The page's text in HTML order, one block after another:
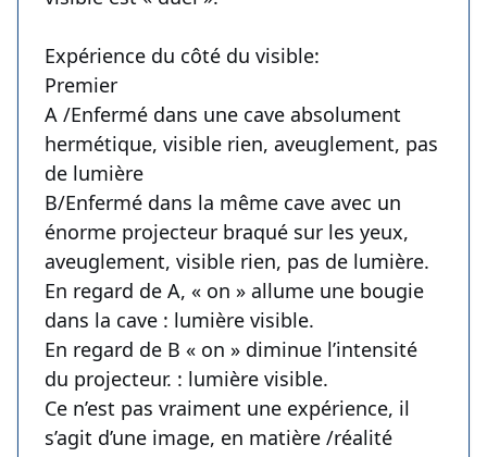
Expérience du côté du visible:
Premier
A /Enfermé dans une cave absolument
hermétique, visible rien, aveuglement, pas
de lumière
B/Enfermé dans la même cave avec un
énorme projecteur braqué sur les yeux,
aveuglement, visible rien, pas de lumière.
En regard de A, « on » allume une bougie
dans la cave : lumière visible.
En regard de B « on » diminue l’intensité
du projecteur. : lumière visible.
Ce n’est pas vraiment une expérience, il
s’agit d’une image, en matière /réalité